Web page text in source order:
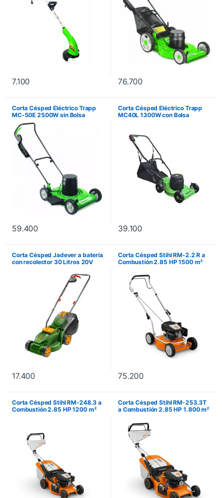
7.100 76.700
Corta Césped Eléctrico Trapp
MC-50E 2500W sin Bolsa
59.400
Corta Césped Eléctrico Trapp
MC40L 1300W con Bolsa
39.100
Corta Césped Jadever a batería
con recolector 30 Litros 20V
17.400
Corta Césped Stihl RM-2.2 R a
Combustión 2.85 HP 1500 m²
75.200
Corta Césped Stihl RM-248.3 a
Combustión 2.85 HP 1200 m²
Corta Césped Stihl RM-253.3T
a Combustión 2.85 HP 1.800 m²